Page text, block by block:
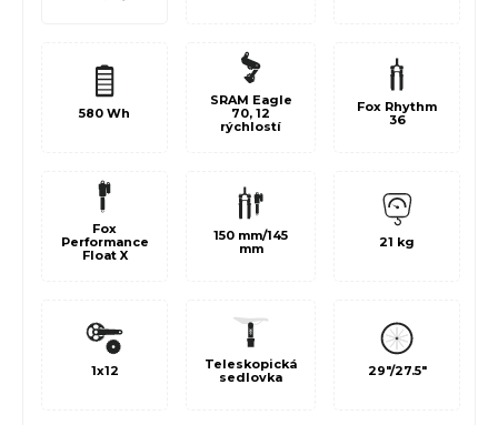
580 Wh
SRAM Eagle
70, 12
rýchlostí
Fox Rhythm
36
Fox
Performance
Float X
150 mm/145
mm
21 kg
1x12
Teleskopická
sedlovka
29"/27.5"